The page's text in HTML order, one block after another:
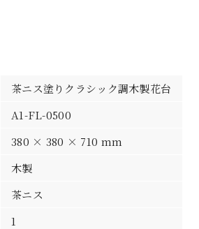
茶ニス塗りクラシック調木製花台
A1-FL-0500
380 × 380 × 710 mm
木製
茶ニス
1